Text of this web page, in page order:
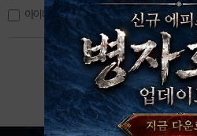
아이디, 이메일 저장
아이디 / 비밀번호 찾기